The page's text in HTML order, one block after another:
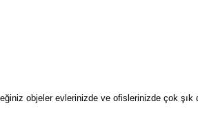
objeler evlerinizde ve ofislerinizde çok